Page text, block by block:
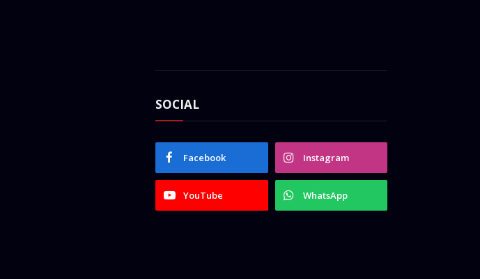
SOCIAL
Facebook Instagram
YouTube WhatsApp